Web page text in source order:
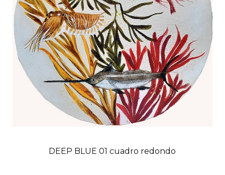
DEEP BLUE 01 cuadro redondo